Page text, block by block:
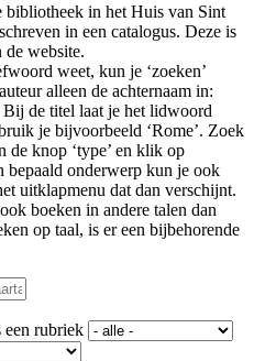
bibliotheek in het Huis van Sint
in een catalogus. Deze is
de website.
weet, kun je ‘zoeken’
alleen de achternaam in:
de titel laat je het lidwoord
je bijvoorbeeld ‘Rome’. Zoek
de knop ‘type’ en klik op
bepaald onderwerp kun je ook
uitklapmenu dat dan verschijnt.
boeken in andere talen dan
op taal, is er een bijbehorende
een rubriek